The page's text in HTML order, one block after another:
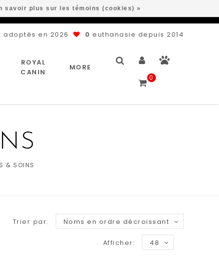
adoptés en 2026 0 euthanasie depuis 2014
ROYAL
CANIN
MORE
0
& SOINS
Trier par: Noms en ordre décroissant
Afficher: 48
savoir plus sur les témoins (cookies) »